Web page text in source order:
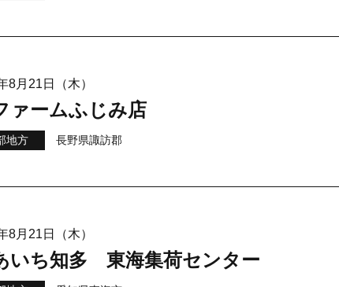
8月21日（木）
ァームふじみ店
地方 長野県諏訪郡
8月21日（木）
いち知多 東海集荷センター